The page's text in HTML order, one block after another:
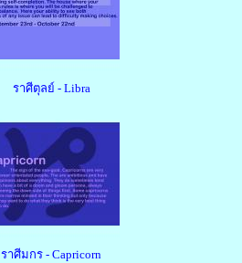
ราศีตุลย์ - Libra
ราศีมกร - Capricorn